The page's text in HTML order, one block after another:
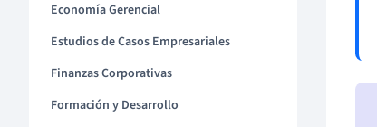
Economía Gerencial
Estudios de Casos Empresariales
Finanzas Corporativas
Formación y Desarrollo